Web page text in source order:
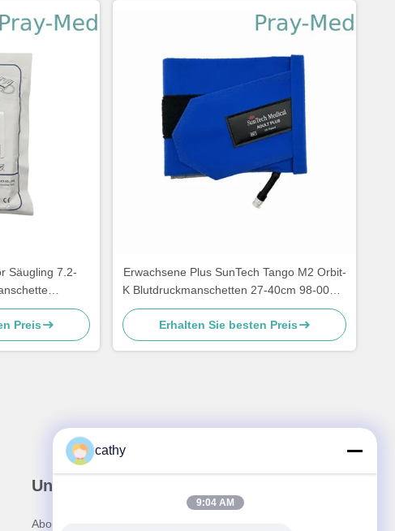
Säugling 7.2-
CM1201
Preis
Erwachsene Plus SunTech Tango M2 Orbit-
K Blutdruckmanschetten 27-40cm 98-0061-
05
Erhalten Sie besten Preis
Unser Newsletter
Abonnieren Sie unseren Newsletter für Rabatte und mehr.
cathy
9:04 AM